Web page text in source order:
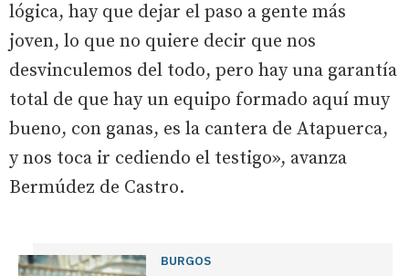
lógica, hay que dejar el paso a gente más
joven, lo que no quiere decir que nos
desvinculemos del todo, pero hay una garantía
total de que hay un equipo formado aquí muy
bueno, con ganas, es la cantera de Atapuerca,
y nos toca ir cediendo el testigo», avanza
Bermúdez de Castro.
BURGOS